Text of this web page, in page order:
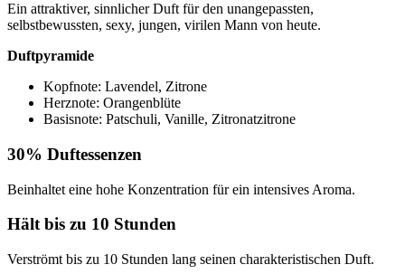
Ein attraktiver, sinnlicher Duft für den unangepassten,
selbstbewussten, sexy, jungen, virilen Mann von heute.
Duftpyramide
Kopfnote: Lavendel, Zitrone
Herznote: Orangenblüte
Basisnote: Patschuli, Vanille, Zitronatzitrone
30% Duftessenzen
Beinhaltet eine hohe Konzentration für ein intensives Aroma.
Hält bis zu 10 Stunden
Verströmt bis zu 10 Stunden lang seinen charakteristischen Duft.